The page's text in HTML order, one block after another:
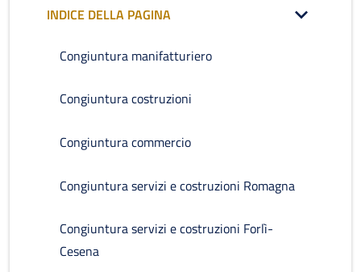
INDICE DELLA PAGINA
Congiuntura manifatturiero
Congiuntura costruzioni
Congiuntura commercio
Congiuntura servizi e costruzioni Romagna
Congiuntura servizi e costruzioni Forlì-
Cesena